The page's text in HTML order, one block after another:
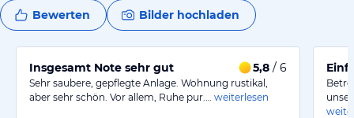
Bewerten Bilder hochladen
Insgesamt Note sehr gut 5,8 / 6
Sehr saubere, gepflegte Anlage. Wohnung rustikal,
aber sehr schön. Vor allem, Ruhe pur.…
weiterlesen